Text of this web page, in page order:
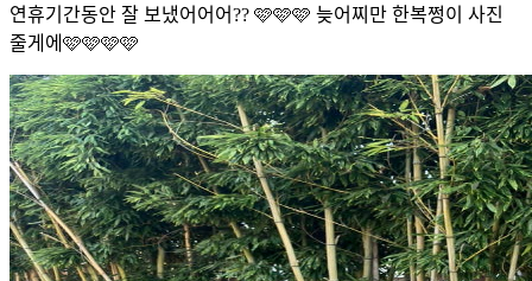
연휴기간동안 잘 보냈어어어?? 🩷🩷🩷 늦어찌만 한복쩡이 사진
줄게에🩷🩷🩷🩷